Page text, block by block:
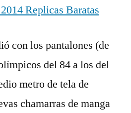
con los pantalones (de
del 84 a los del
metro de tela de
chamarras de manga